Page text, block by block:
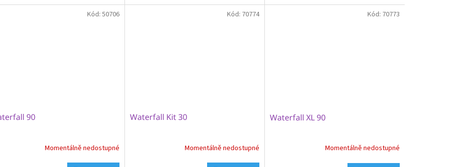
90
Momentálně nedostupné
Kód: 50706
Waterfall Kit 30
Momentálně nedostupné
Kód: 70774
Waterfall XL 90
Momentálně nedostupné
Kód: 70773